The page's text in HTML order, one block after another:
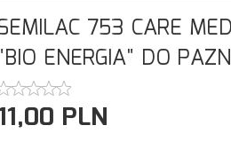
753 CARE
ENERGIA" DO
00 PLN